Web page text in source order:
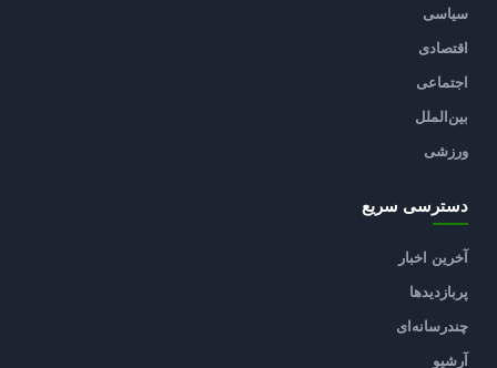
سیاسی
اقتصادی
اجتماعی
بین‌الملل
ورزشی
دسترسی سریع
آخرین اخبار
پربازدیدها
چندرسانه‌ای
آرشیو